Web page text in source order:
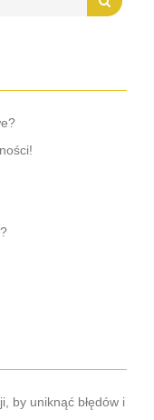
by uniknąć błędów i